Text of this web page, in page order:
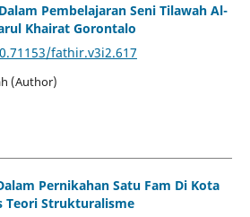
Pembelajaran Seni Tilawah Al-
Khairat Gorontalo
fathir.v3i2.617
(Author)
Pernikahan Satu Fam Di Kota
Teori Strukturalisme